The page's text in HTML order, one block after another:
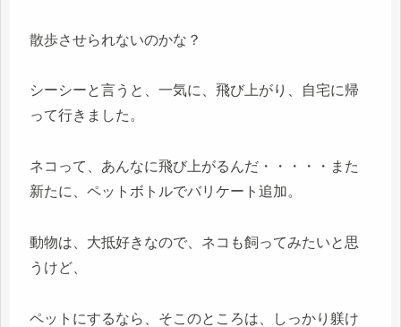
散歩させられないのかな？
シーシーと言うと、一気に、飛び上がり、自宅に帰
って行きました。
ネコって、あんなに飛び上がるんだ・・・・・また
新たに、ペットボトルでバリケート追加。
動物は、大抵好きなので、ネコも飼ってみたいと思
うけど、
ペットにするなら、そこのところは、しっかり躾け